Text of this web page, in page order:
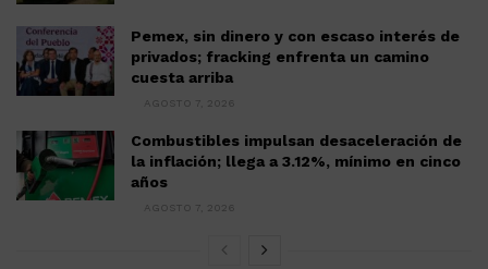
Pemex, sin dinero y con escaso interés de
privados; fracking enfrenta un camino
cuesta arriba
AGOSTO 7, 2026
Combustibles impulsan desaceleración de
la inflación; llega a 3.12%, mínimo en cinco
años
AGOSTO 7, 2026